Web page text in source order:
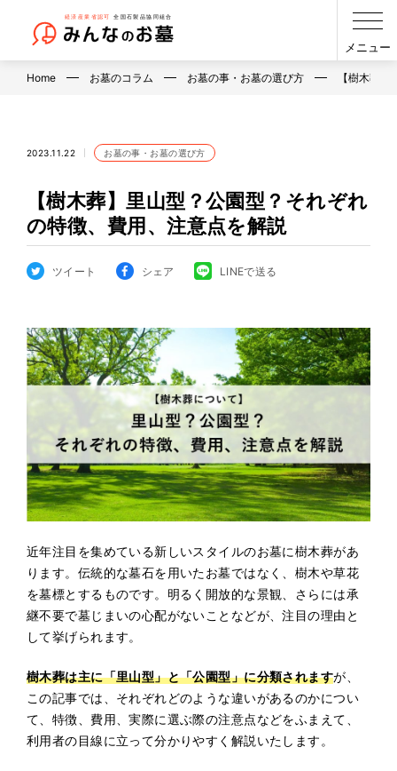
メニュー
Home お墓のコラム お墓の事・お墓の選び方 【樹木葬
2023.11.22 お墓の事・お墓の選び方
【樹木葬】⾥⼭型？公園型？それぞれ
の特徴、費⽤、注意点を解説
ツイート シェア LINEで送る
近年注目を集めている新しいスタイルのお墓に樹木葬があ
ります。伝統的な墓石を用いたお墓ではなく、樹木や草花
を墓標とするものです。明るく開放的な景観、さらには承
継不要で墓じまいの心配がないことなどが、注目の理由と
して挙げられます。
樹木葬は主に「里山型」と「公園型」に分類されますが、
この記事では、それぞれどのような違いがあるのかについ
て、特徴、費用、実際に選ぶ際の注意点などをふまえて、
利用者の目線に立って分かりやすく解説いたします。